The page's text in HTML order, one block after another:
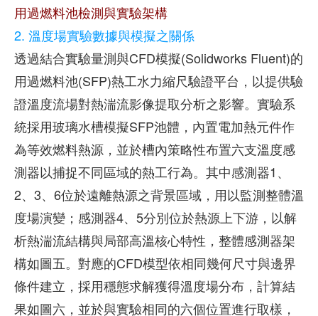
用過燃料池檢測與實驗架構
2. 溫度場實驗數據與模擬之關係
透過結合實驗量測與CFD模擬(Solidworks Fluent)的
用過燃料池(SFP)熱工水力縮尺驗證平台，以提供驗
證溫度流場對熱湍流影像提取分析之影響。實驗系
統採用玻璃水槽模擬SFP池體，內置電加熱元件作
為等效燃料熱源，並於槽內策略性布置六支溫度感
測器以捕捉不同區域的熱工行為。其中感測器1、
2、3、6位於遠離熱源之背景區域，用以監測整體溫
度場演變；感測器4、5分別位於熱源上下游，以解
析熱湍流結構與局部高溫核心特性，整體感測器架
構如圖五。對應的CFD模型依相同幾何尺寸與邊界
條件建立，採用穩態求解獲得溫度場分布，計算結
果如圖六，並於與實驗相同的六個位置進行取樣，